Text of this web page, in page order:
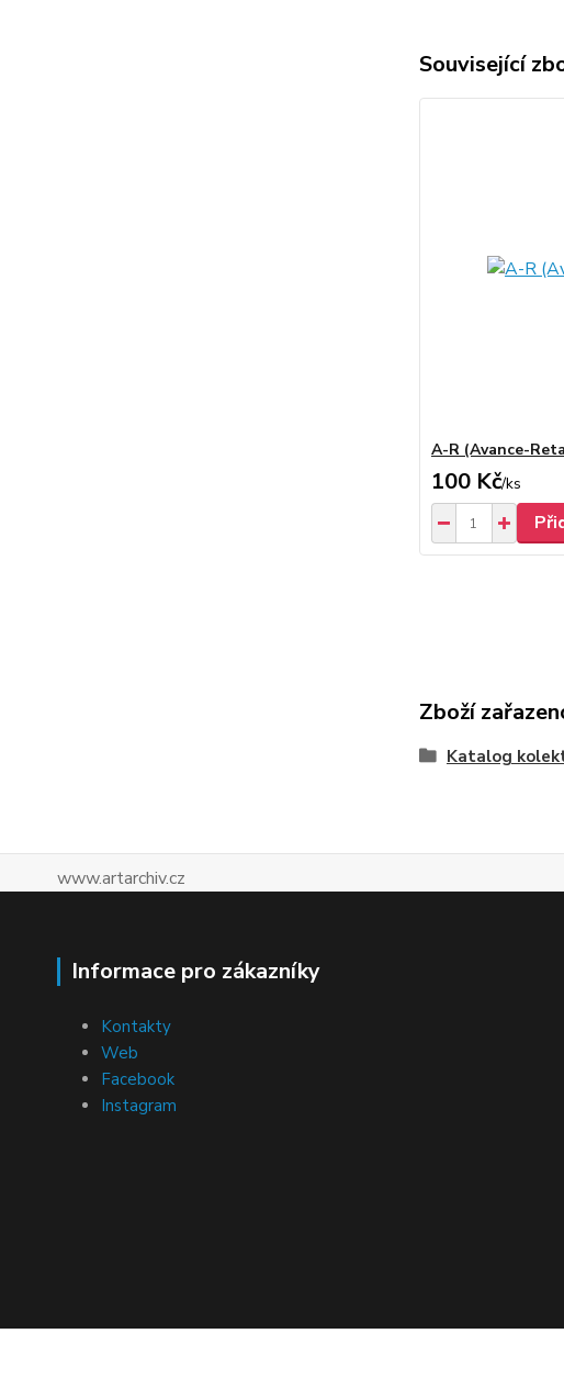
Související
A-R (Avance-
100 Kč/ks
Zboží
Katalog
www.artarchiv.cz
Informace pro zákazníky
Kontakty
Web
Facebook
Instagram